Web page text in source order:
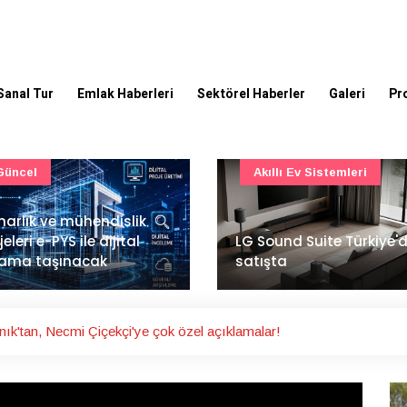
Tur Emlak Haberleri Sektörel Haberler Galeri
Suite Türkiye'de
Ev Sistemleri
İstanbul Havalimanı'nın
ana pistinde sona doğru
Ulaşım
Necmi Çiçekçi'ye çok özel açıklamalar!